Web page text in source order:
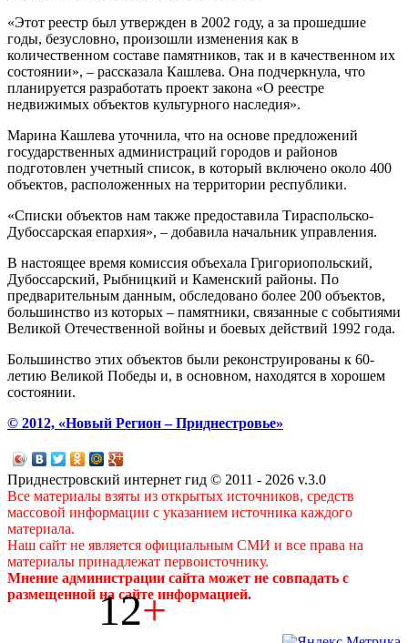
«Этот реестр был утвержден в 2002 году, а за прошедшие
годы, безусловно, произошли изменения как в
количественном составе памятников, так и в качественном их
состоянии», – рассказала Кашлева. Она подчеркнула, что
планируется разработать проект закона «О реестре
недвижимых объектов культурного наследия».
Марина Кашлева уточнила, что на основе предложений
государственных администраций городов и районов
подготовлен учетный список, в который включено около 400
объектов, расположенных на территории республики.
«Списки объектов нам также предоставила Тираспольско-
Дубоссарская епархия», – добавила начальник управления.
В настоящее время комиссия объехала Григориопольский,
Дубоссарский, Рыбницкий и Каменский районы. По
предварительным данным, обследовано более 200 объектов,
большинство из которых – памятники, связанные с событиями
Великой Отечественной войны и боевых действий 1992 года.
Большинство этих объектов были реконструированы к 60-
летию Великой Победы и, в основном, находятся в хорошем
состоянии.
© 2012, «Новый Регион – Приднестровье»
Приднестровский интернет гид © 2011 - 2026 v.3.0
Все материалы взяты из открытых источников, средств
массовой информации с указанием источника каждого
материала.
Наш сайт не является официальным СМИ и все права на
материалы принадлежат первоисточнику.
Мнение администрации сайта может не совпадать с
размещенной на сайте информацией.
12+